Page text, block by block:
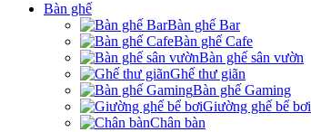
Bàn ghế
Bàn ghế Bar
Bàn ghế Cafe
Bàn ghế sân vườn
Ghế thư giãn
Bàn ghế Gaming
Giường ghế bể bơi
Chân bàn